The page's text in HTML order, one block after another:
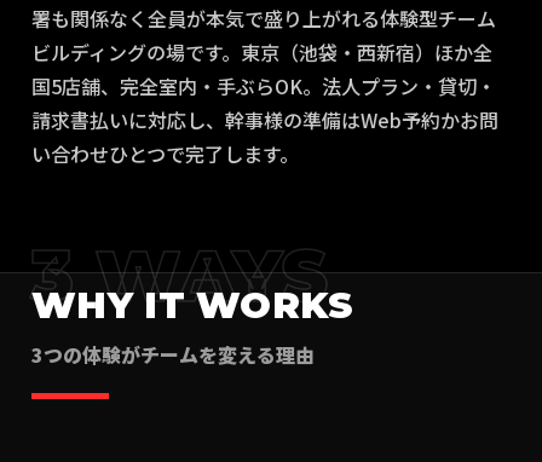
署も関係なく全員が本気で盛り上がれる体験型チーム
ビルディングの場です。東京（池袋・西新宿）ほか全
国5店舗、完全室内・手ぶらOK。法人プラン・貸切・
請求書払いに対応し、幹事様の準備はWeb予約かお問
い合わせひとつで完了します。
3 WAYS
WHY IT WORKS
3つの体験がチームを変える理由